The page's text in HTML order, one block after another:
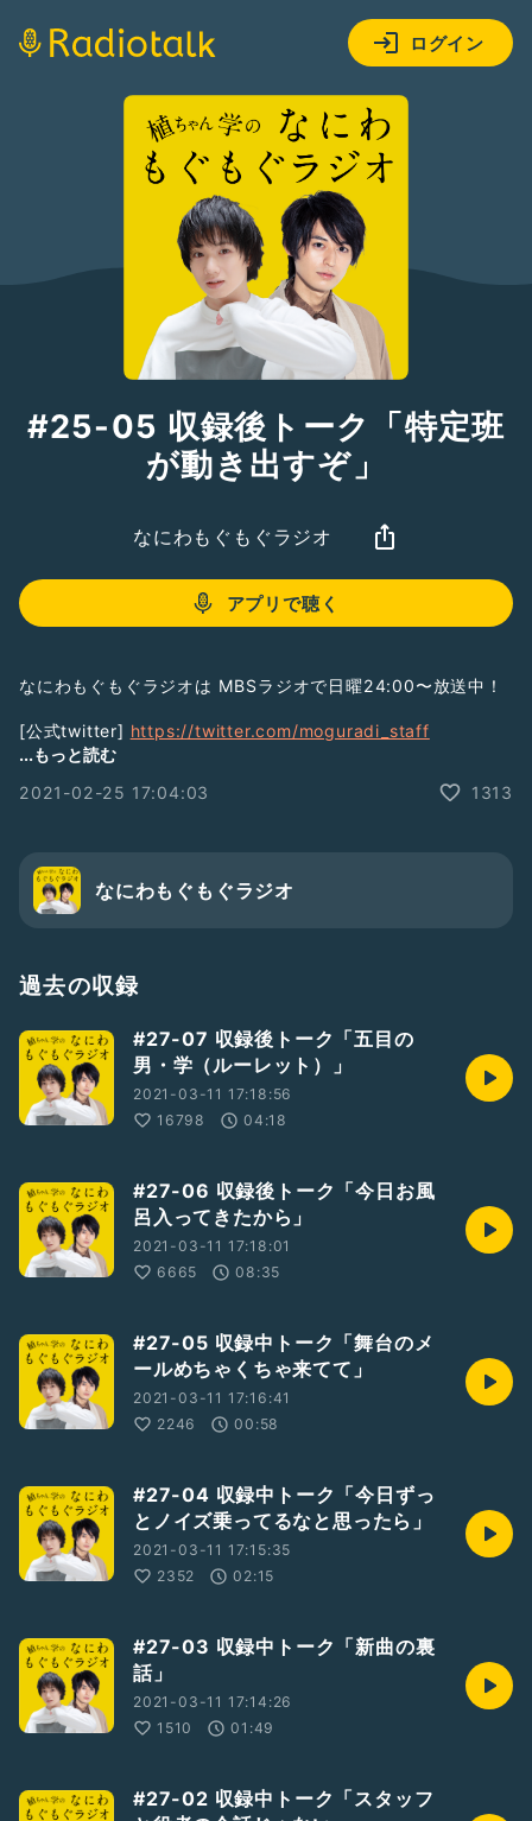
ログイン
#25-05 収録後トーク「特定班
が動き出すぞ」
なにわもぐもぐラジオ
アプリで聴く
なにわもぐもぐラジオは MBSラジオで日曜24:00〜放送中！
[公式twitter] https://twitter.com/moguradi_staff
[お便り宛先] moguradi@radiotalk.jp
...もっと読む
2021-02-25 17:04:03
1313
なにわもぐもぐラジオ
過去の収録
#27-07 収録後トーク「五目の
男・学（ルーレット）」
2021-03-11 17:18:56
16798
04:18
#27-06 収録後トーク「今日お風
呂入ってきたから」
2021-03-11 17:18:01
6665
08:35
#27-05 収録中トーク「舞台のメ
ールめちゃくちゃ来てて」
2021-03-11 17:16:41
2246
00:58
#27-04 収録中トーク「今日ずっ
とノイズ乗ってるなと思ったら」
2021-03-11 17:15:35
2352
02:15
#27-03 収録中トーク「新曲の裏
話」
2021-03-11 17:14:26
1510
01:49
#27-02 収録中トーク「スタッフ